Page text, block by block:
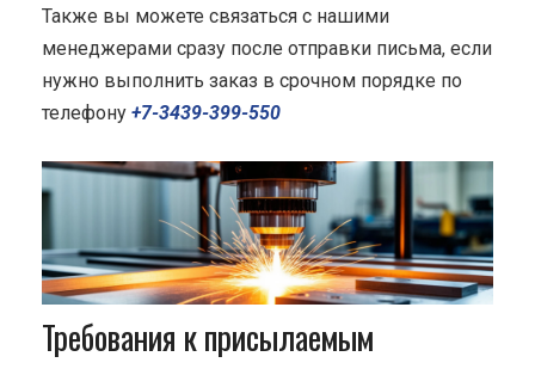
Также вы можете связаться с нашими
менеджерами сразу после отправки письма, если
нужно выполнить заказ в срочном порядке по
телефону +7-3439-399-550
Требования к присылаемым